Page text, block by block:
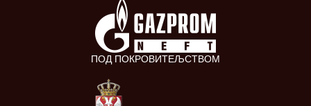
ПОД ПОКРОВИТЕЉСТВОМ